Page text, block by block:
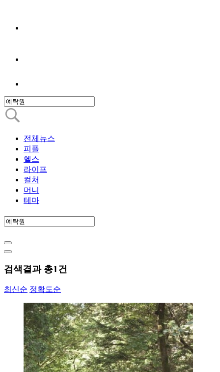
전체뉴스
피플
헬스
라이프
컬처
머니
테마
검색결과 총1건
최신순 정확도순